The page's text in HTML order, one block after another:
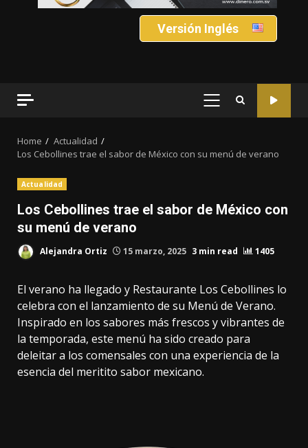
Versión Inglés
PRIMARY
Home
Actualidad
Los Cebollines trae el sabor de México con su menú de verano
Actualidad
Los Cebollines trae el sabor de México con
su menú de verano
Alejandra Ortiz 15 marzo, 2025 3 min read 1405
El verano ha llegado y Restaurante Los Cebollines lo
celebra con el lanzamiento de su Menú de Verano.
Inspirado en los sabores más frescos y vibrantes de
la temporada, este menú ha sido creado para
deleitar a los comensales con una experiencia de la
esencia del meritito sabor mexicano.